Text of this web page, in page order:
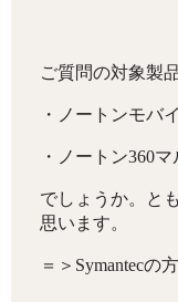
ご質問の対象製
・ノートンモバ
・ノートン360
でしょうか。と
思います。
＝＞Symantecの